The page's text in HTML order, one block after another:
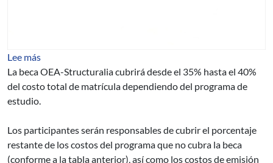
Lee más
La beca OEA-Structuralia cubrirá desde el 35% hasta el 40%
del costo total de matrícula dependiendo del programa de
estudio.
Los participantes serán responsables de cubrir el porcentaje
restante de los costos del programa que no cubra la beca
(conforme a la tabla anterior), así como los costos de emisión